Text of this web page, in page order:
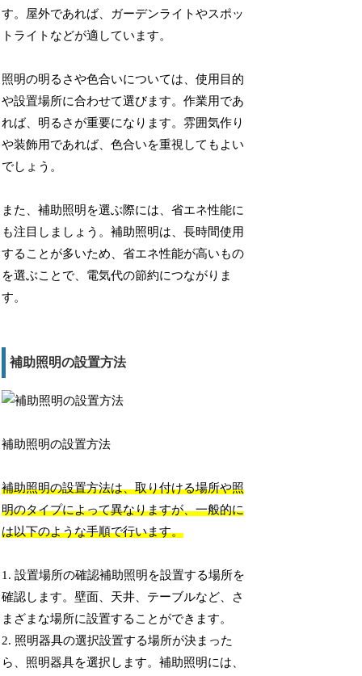
す。屋外であれば、ガーデンライトやスポッ
トライトなどが適しています。
照明の明るさや色合いについては、使用目的
や設置場所に合わせて選びます。作業用であ
れば、明るさが重要になります。雰囲気作り
や装飾用であれば、色合いを重視してもよい
でしょう。
また、補助照明を選ぶ際には、省エネ性能に
も注目しましょう。補助照明は、長時間使用
することが多いため、省エネ性能が高いもの
を選ぶことで、電気代の節約につながりま
す。
補助照明の設置方法
補助照明の設置方法
補助照明の設置方法は、取り付ける場所や照
明のタイプによって異なりますが、一般的に
は以下のような手順で行います。
1. 設置場所の確認補助照明を設置する場所を
確認します。壁面、天井、テーブルなど、さ
まざまな場所に設置することができます。
2. 照明器具の選択設置する場所が決まった
ら、照明器具を選択します。補助照明には、